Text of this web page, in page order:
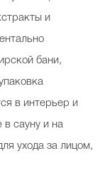
и
бани,
в интерьер и
в сауну и на
ухода за лицом,